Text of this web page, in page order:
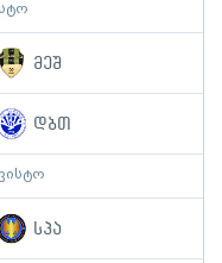
მეშ
დბთ
სპა